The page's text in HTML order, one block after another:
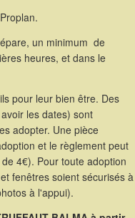
un minimum de
heures, et dans le
pour leur bien être. Des
les dates) sont
adopter. Une pièce
et le règlement peut
4€). Pour toute adoption
fenêtres soient sécurisés à
à l'appui).